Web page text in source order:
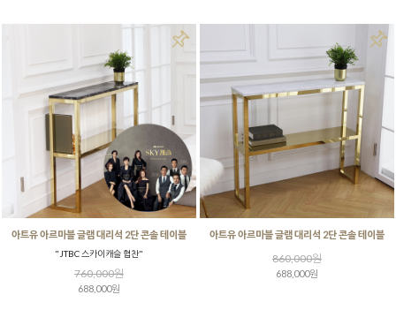
아트유 아르마블 글램 대리석 2단 콘솔 테이블
"JTBC 스카이캐슬 협찬"
760,000원
688,000원
아트유 아르마블 글램 대리석 2단 콘솔 테이블
860,000원
688,000원